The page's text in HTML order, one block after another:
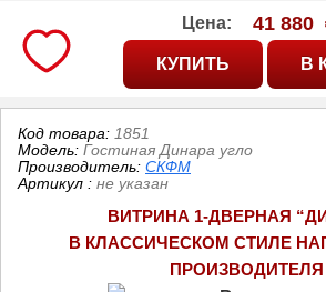
Цена: 41 880
Код товара: 1851
Модель: Гостиная Динара угло
Производитель: СКФМ
Артикул : не указан
ВИТРИНА 1-ДВЕРНАЯ
В КЛАССИЧЕСКОМ СТИЛЕ
ПРОИЗВОДИТЕЛЯ